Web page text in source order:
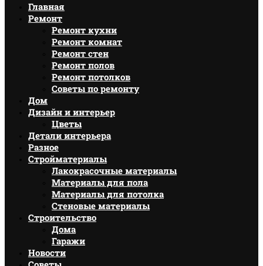
Главная
Ремонт
Ремонт кухни
Ремонт комнат
Ремонт стен
Ремонт полов
Ремонт потолков
Советы по ремонту
Дом
Дизайн и интерьер
Цветы
Детали интерьера
Разное
Стройматериалы
Лакокрасочные материалы
Материалы для пола
Материалы для потолка
Стеновые материалы
Строительство
Дома
Гаражи
Новости